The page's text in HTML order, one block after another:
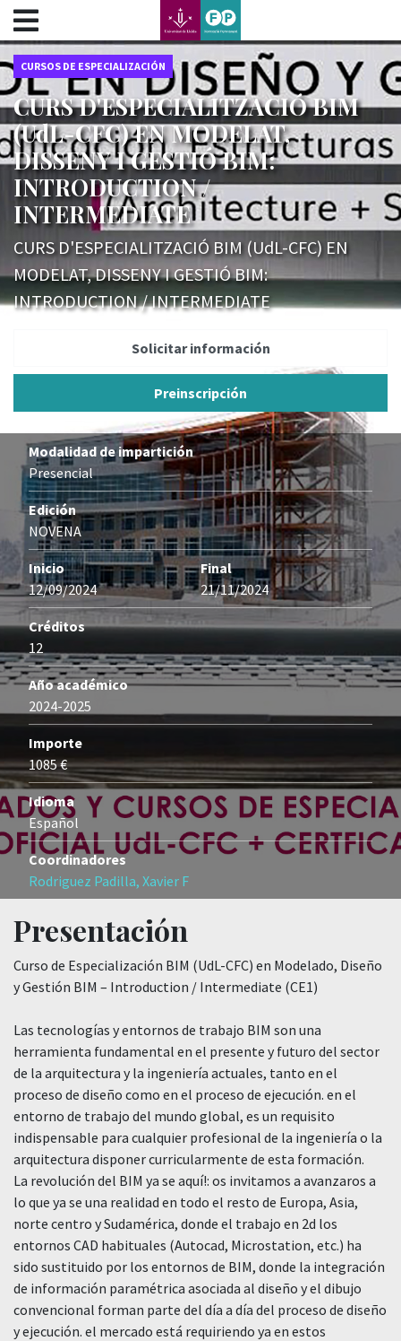
???label.access.jump.content???
???label.access.jump.header???
???label.access.jump.footer???
???label.access.jump.menu???
CURSOS DE ESPECIALIZACIÓN
CURS D'ESPECIALITZACIÓ BIM
(UdL-CFC) EN MODELAT,
DISSENY I GESTIÓ BIM:
INTRODUCTION /
INTERMEDIATE
CURS D'ESPECIALITZACIÓ BIM (UdL-CFC) EN
MODELAT, DISSENY I GESTIÓ BIM:
INTRODUCTION / INTERMEDIATE
Solicitar información
Preinscripción
Modalidad de impartición
Presencial
Edición
NOVENA
Inicio
12/09/2024
Final
21/11/2024
Créditos
12
Año académico
2024-2025
Importe
1085 €
Idioma
Español
Coordinadores
Rodriguez Padilla, Xavier F
Presentación
Curso de Especialización BIM (UdL-CFC) en Modelado, Diseño
y Gestión BIM – Introduction / Intermediate (CE1)
Las tecnologías y entornos de trabajo BIM son una
herramienta fundamental en el presente y futuro del sector
de la arquitectura y la ingeniería actuales, tanto en el
proceso de diseño como en el proceso de ejecución. en el
entorno de trabajo del mundo global, es un requisito
indispensable para cualquier profesional de la ingeniería o la
arquitectura disponer curricularmente de esta formación.
La revolución del BIM ya se aquí!: os invitamos a avanzaros a
lo que ya se una realidad en todo el resto de Europa, Asia,
norte centro y Sudamérica, donde el trabajo en 2d los
entornos CAD habituales (Autocad, Microstation, etc.) ha
sido sustituido por los entornos de BIM, donde la integración
de información paramétrica asociada al diseño y el dibujo
convencional forman parte del día a día del proceso de diseño
y ejecución. el mercado está requiriendo ya en estos